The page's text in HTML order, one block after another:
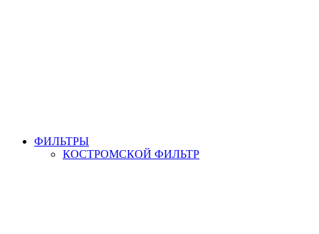
ФИЛЬТРЫ
КОСТРОМСКОЙ ФИЛЬТР